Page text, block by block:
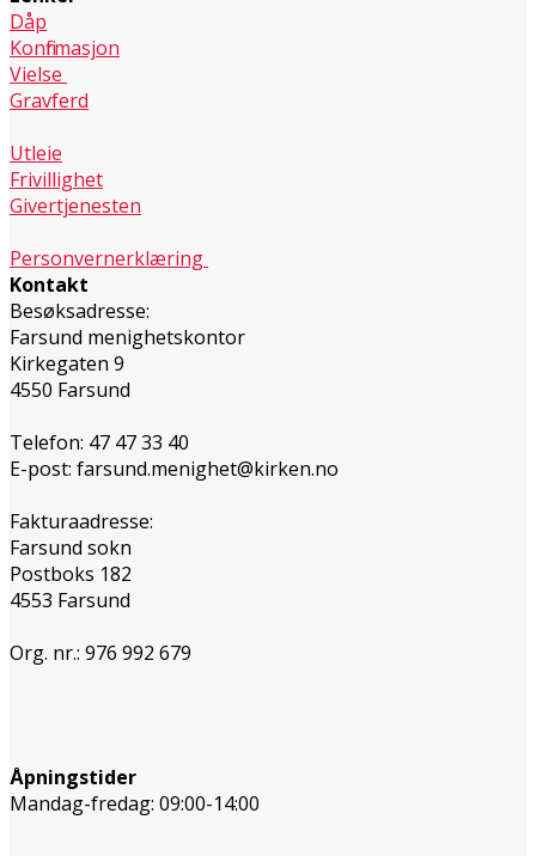
Dåp
Konfirmasjon
Vielse
Gravferd
Utleie
Frivillighet
Givertjenesten
Personvernerklæring
Kontakt
Besøksadresse:
Farsund menighetskontor
Kirkegaten 9
4550 Farsund
Telefon: 47 47 33 40
E-post: farsund.menighet@kirken.no
Fakturaadresse:
Farsund sokn
Postboks 182
4553 Farsund
Org. nr.: 976 992 679
Åpningstider
Mandag-fredag: 09:00-14:00